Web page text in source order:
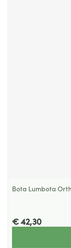
Bota Lumbota
€ 42,30